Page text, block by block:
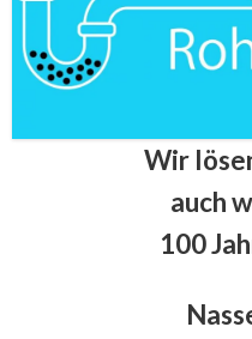
Wir
auch
100